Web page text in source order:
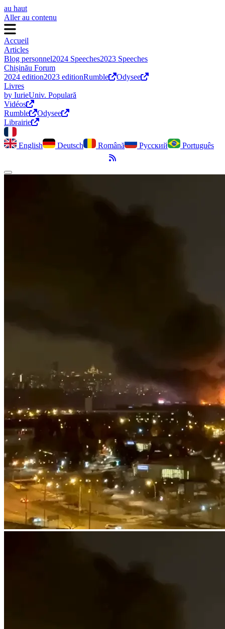
au haut
Aller au contenu
Accueil
Articles
Blog personnel2024 Speeches2023 Speeches
Chișinău Forum
2024 edition2023 editionRumble
Odysee
Livres
by IurieUniv. Populară
Vidéos
Rumble
Odysee
Librairie
English Deutsch Română Русский
Português
Flux RSS
Activer le mode sombre